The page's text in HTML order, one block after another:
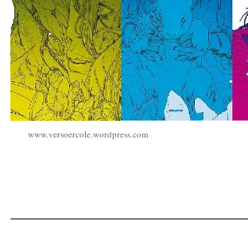
www.versoercole.wordpress.com